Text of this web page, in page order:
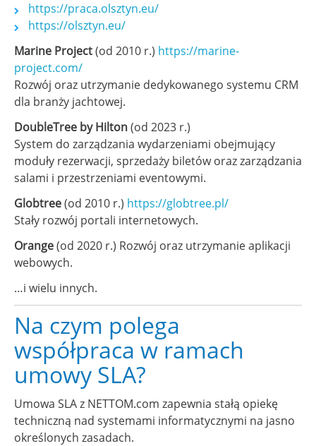
https://praca.olsztyn.eu/
https://olsztyn.eu/
Marine Project(od 2010 r.) https://marine-
project.com/
Rozwój oraz utrzymanie dedykowanego systemu CRM
dla branży jachtowej.
DoubleTree by Hilton(od 2023 r.)
System do zarządzania wydarzeniami obejmujący
moduły rezerwacji, sprzedaży biletów oraz zarządzania
salami i przestrzeniami eventowymi.
Globtree(od 2010 r.) https://globtree.pl/
Stały rozwój portali internetowych.
Orange(od 2020 r.) Rozwój oraz utrzymanie aplikacji
webowych.
…i wielu innych.
Na czym polega
współpraca w ramach
umowy SLA?
Umowa SLA z NETTOM.com zapewnia stałą opiekę
techniczną nad systemami informatycznymi na jasno
określonych zasadach.